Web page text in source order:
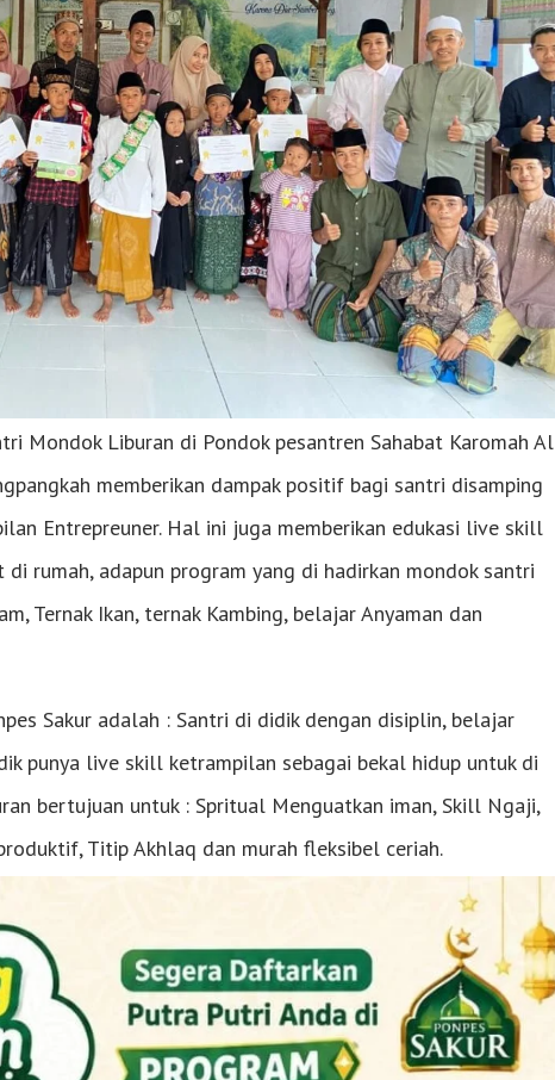
Mondok Liburan di Pondok pesantren Sahabat Karomah Al
memberikan dampak positif bagi santri disamping
Entrepreuner. Hal ini juga memberikan edukasi live skill
rumah, adapun program yang di hadirkan mondok santri
Ternak Ikan, ternak Kambing, belajar Anyaman dan
Sakur adalah : Santri di didik dengan disiplin, belajar
punya live skill ketrampilan sebagai bekal hidup untuk di
bertujuan untuk : Spritual Menguatkan iman, Skill Ngaji,
Titip Akhlaq dan murah fleksibel ceriah.